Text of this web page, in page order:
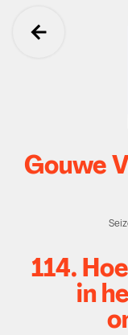
Ga
Gouwe
114.
in